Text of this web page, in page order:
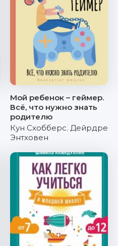
Мой ребенок – геймер.
Всё, что нужно знать
родителю
Кун Схобберс, Дейрдре
Энтховен